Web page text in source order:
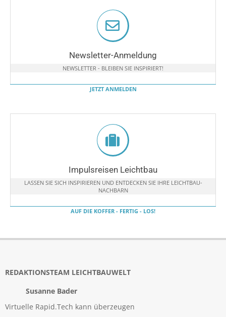
Newsletter-Anmeldung
NEWSLETTER - BLEIBEN SIE INSPIRIERT!
JETZT ANMELDEN
Impulsreisen Leichtbau
LASSEN SIE SICH INSPIRIEREN UND ENTDECKEN SIE IHRE LEICHTBAU-
NACHBARN
AUF DIE KOFFER - FERTIG - LOS!
REDAKTIONSTEAM LEICHTBAUWELT
Susanne Bader
Virtuelle Rapid.Tech kann überzeugen